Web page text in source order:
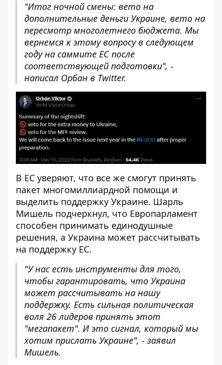
"Итог ночной смены: вето на
дополнительные деньги Украине, вето на
пересмотр многолетнего бюджета. Мы
вернемся к этому вопросу в следующем
году на саммите ЕС после
соответствующей подготовки", -
написал Орбан в Twitter.
В ЕС уверяют, что все же смогут принять
пакет многомиллиардной помощи и
выделить поддержку Украине. Шарль
Мишель подчеркнул, что Европарламент
способен принимать единодушные
решения, а Украина может рассчитывать
на поддержку ЕС.
"У нас есть инструменты для того,
чтобы гарантировать, что Украина
может рассчитывать на нашу
поддержку. Есть сильная политическая
воля 26 лидеров принять этот
"мегапакет". И это сигнал, который мы
хотим прислать Украине", - заявил
Мишель.